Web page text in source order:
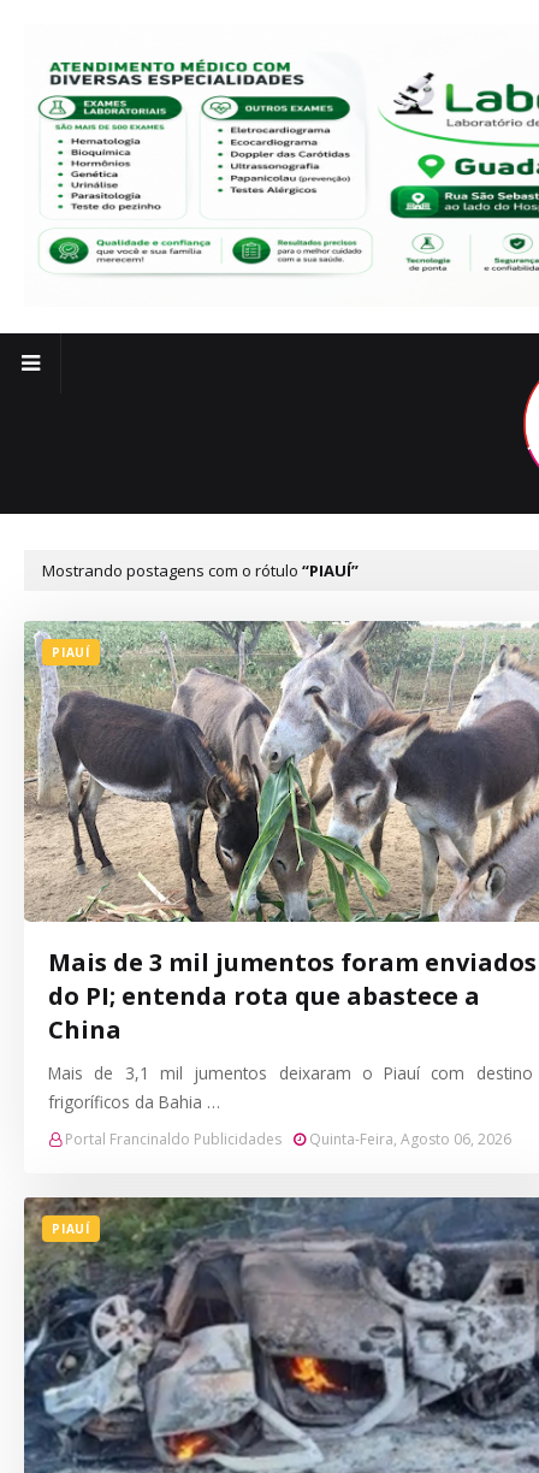
Mostrando postagens com o rótulo PIAUÍ
PIAUÍ
Mais de 3 mil jumentos foram enviados
do PI; entenda rota que abastece a
China
Mais de 3,1 mil jumentos deixaram o Piauí com
frigoríficos da Bahia …
Portal Francinaldo Publicidades Quinta-Feira, Agosto 06, 2026
PIAUÍ